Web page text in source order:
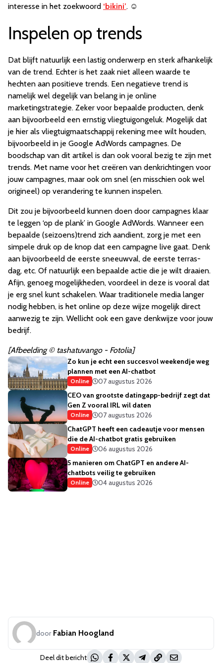
interesse in het zoekwoord ‘bikini’. ☺
Inspelen op trends
Dat blijft natuurlijk een lastig onderwerp en sterk afhankelijk
van de trend. Echter is het zaak niet alleen waarde te
hechten aan positieve trends. Een negatieve trend is
namelijk wel degelijk van belang in je online
marketingstrategie. Zeker voor bepaalde producten, denk
aan bijvoorbeeld een ernstig vliegtuigongeluk. Mogelijk dat
je hier als vliegtuigmaatschappij rekening mee wilt houden,
bijvoorbeeld in je Google AdWords campagnes. De
boodschap van dit artikel is dan ook vooral bezig te zijn met
trends. Met name voor het creëren van denkrichtingen voor
jouw campagnes, maar ook om snel (en misschien ook wel
origineel) op verandering te kunnen inspelen.
Dit zou je bijvoorbeeld kunnen doen door campagnes klaar
te leggen ‘op de plank’ in Google AdWords. Wanneer een
bepaalde (seizoens)trend zich aandient, zorg je met een
simpele druk op de knop dat een campagne live gaat. Denk
aan bijvoorbeeld de eerste sneeuwval, de eerste terras-
dag, etc. Of natuurlijk een bepaalde actie die je wilt draaien.
Afijn, genoeg mogelijkheden, voordeel in deze is vooral dat
je erg snel kunt schakelen. Waar traditionele media langer
nodig hebben, is het online op deze wijze mogelijk direct
aanwezig te zijn. Wellicht ook een gave denkwijze voor jouw
bedrijf.
[Afbeelding © tashatuvango - Fotolia]
Zo kun je echt een succesvol weekendje weg
plannen met een AI-chatbot
Online
07 augustus 2026
CEO van grootste datingapp-bedrijf zegt dat
Gen Z vooral IRL wil daten
Online
07 augustus 2026
ChatGPT heeft een cadeautje voor mensen
die de AI-chatbot gratis gebruiken
Online
06 augustus 2026
5 manieren om ChatGPT en andere AI-
chatbots veilig te gebruiken
Online 04 augustus 2026
door Fabian Hoogland
Deel dit bericht